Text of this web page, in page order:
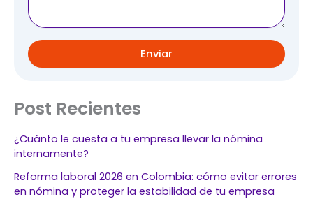
Enviar
Post Recientes
¿Cuánto le cuesta a tu empresa llevar la nómina
internamente?
Reforma laboral 2026 en Colombia: cómo evitar errores
en nómina y proteger la estabilidad de tu empresa